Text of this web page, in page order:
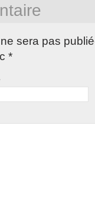
sera pas
*